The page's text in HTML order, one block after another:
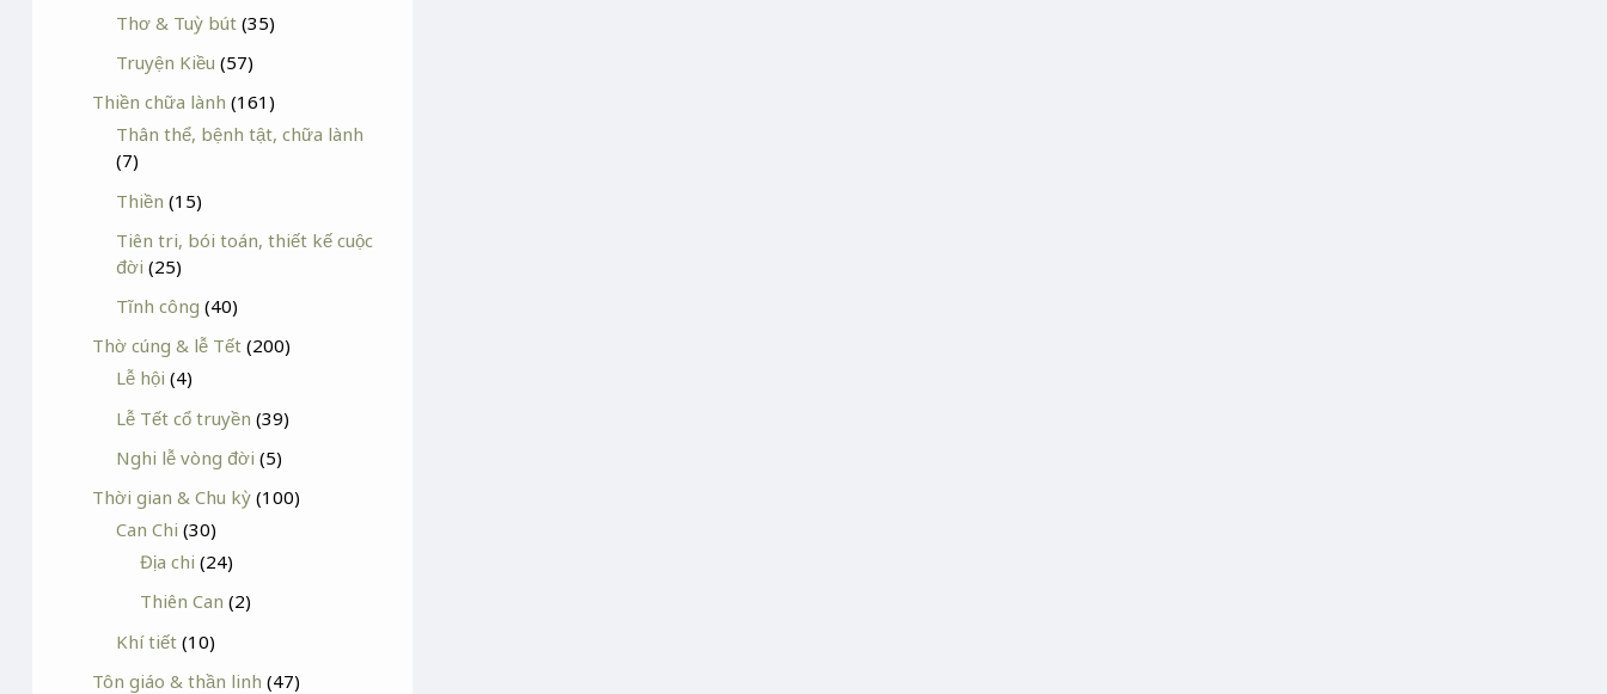
Thơ & Tuỳ bút (35)
Truyện Kiều (57)
Thiền chữa lành (161)
Thân thể, bệnh tật, chữa lành
(7)
Thiền (15)
Tiên tri, bói toán, thiết kế cuộc
đời (25)
Tĩnh công (40)
Thờ cúng & lễ Tết (200)
Lễ hội (4)
Lễ Tết cổ truyền (39)
Nghi lễ vòng đời (5)
Thời gian & Chu kỳ (100)
Can Chi (30)
Địa chi (24)
Thiên Can (2)
Khí tiết (10)
Tôn giáo & thần linh (47)